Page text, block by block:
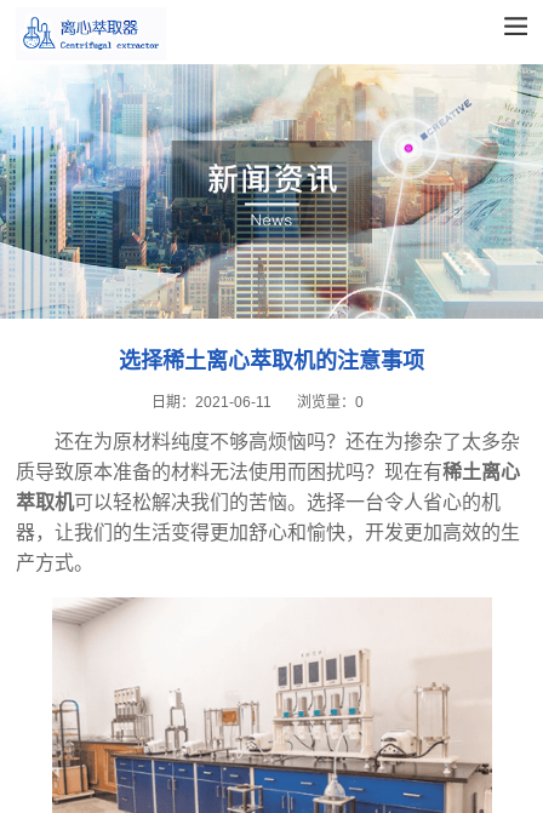
选择稀土离心萃取机的注意事项
2021-06-11
日期： 浏览量：0
还在为原材料纯度不够高烦恼吗？还在为掺杂了太多杂
质导致原本准备的材料无法使用而困扰吗？现在有稀土离心
萃取机可以轻松解决我们的苦恼。选择一台令人省心的机
器，让我们的生活变得更加舒心和愉快，开发更加高效的生
产方式。